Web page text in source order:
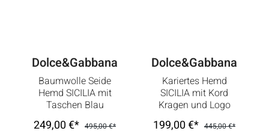
Dolce&Gabbana
Baumwolle Seide
Hemd SICILIA mit
Taschen Blau
Dunkelblau 39 15,5 S
249,00 €* 495,00 €*
Dolce&Gabbana
Kariertes Hemd
SICILIA mit Kord
Kragen und Logo
Cherry Rot 40 15,75
M
199,00 €* 445,00 €*